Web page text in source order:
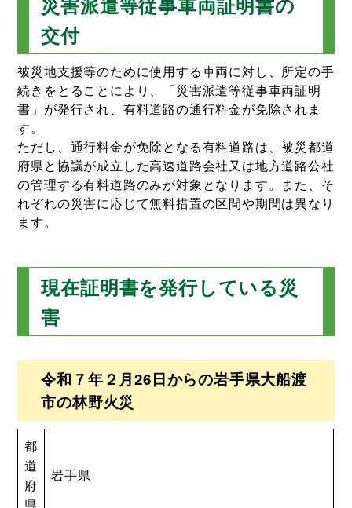
交付
被災地支援等のために使用する車両に対し、所定の手
続きをとることにより、「災害派遣等従事車両証明
書」が発行され、有料道路の通行料金が免除されま
す。
ただし、通行料金が免除となる有料道路は、被災都道
府県と協議が成立した高速道路会社又は地方道路公社
の管理する有料道路のみが対象となります。また、そ
れぞれの災害に応じて無料措置の区間や期間は異なり
ます。
現在証明書を発行している災
害
令和７年２月26日からの岩手県大船渡
市の林野火災
都
道
府
県
岩手県